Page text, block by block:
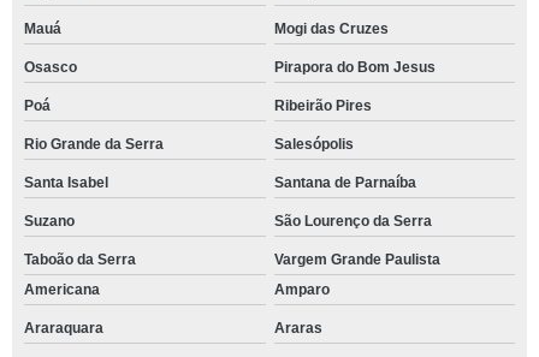
Mauá Mogi das Cruzes
Osasco Pirapora do Bom Jesus
Poá Ribeirão Pires
Rio Grande da Serra Salesópolis
Santa Isabel Santana de Parnaíba
Suzano São Lourenço da Serra
Taboão da Serra
Vargem Grande Paulista
Americana
Amparo
Araraquara Araras